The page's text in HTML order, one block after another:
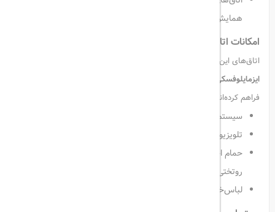
همایش‌ها
امکانات اتاق‌ها
اتاق‌های این هتل با طراحی مدرن و چشم‌اندازهای زیبا از
ایزمایلوفسکی
فراهم کرده‌اند. در داخل اتاق‌ها امکاناتی نظیر:
سیستم تهویه مطبوع
تلویزیون صفحه‌تخت با کانال‌های ماهواره‌ای
حمام اختصاصی مجهز به لوازم بهداشتی، سشوار، حوله، دمپایی و
روتختی تمیز
لباس‌خواب و لوازم راحتی برای مهمانان